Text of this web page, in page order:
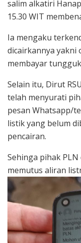
salim alkatiri
15.30 WIT
Ia mengaku
dicairkannya yakni
membayar
Selain itu, Dirut
telah menyurati
pesan Whatsapp/
listik yang belum
pencairan.
Sehinga pihak
memutus aliran